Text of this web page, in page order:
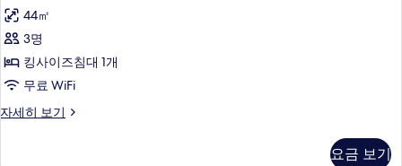
모
두
보
기
(Garden
자
세
히
보
기
사
이
즈
침
대
1
44㎡
3명
킹사이즈침대 1개
무료 WiFi
자세히 보기
룸,
요금 보기